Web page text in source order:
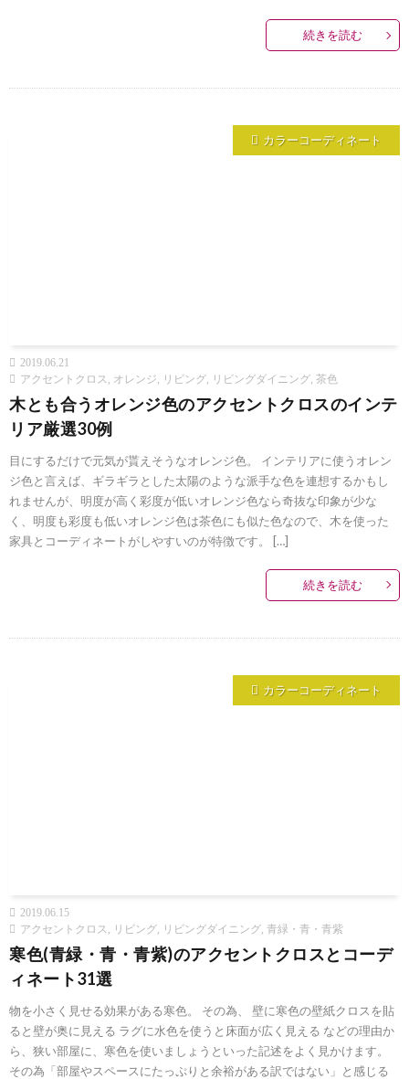
続きを読む
カラーコーディネート
2019.06.21
アクセントクロス
オレンジ リビング リビングダイニング 茶色
木とも合うオレンジ色のアクセントクロスのインテ
リア厳選30例
目にするだけで元気が貰えそうなオレンジ色。 インテリアに使うオレン
ジ色と言えば、ギラギラとした太陽のような派手な色を連想するかもし
れませんが、明度が高く彩度が低いオレンジ色なら奇抜な印象が少な
く、明度も彩度も低いオレンジ色は茶色にも似た色なので、木を使った
家具とコーディネートがしやすいのが特徴です。 […]
続きを読む
カラーコーディネート
2019.06.15
アクセントクロス
リビング リビングダイニング 青緑・青・青紫
寒色(青緑・青・青紫)のアクセントクロスとコーデ
ィネート31選
物を小さく見せる効果がある寒色。 その為、 壁に寒色の壁紙クロスを貼
ると壁が奥に見える ラグに水色を使うと床面が広く見える などの理由か
ら、狭い部屋に、寒色を使いましょうといった記述をよく見かけます。
その為「部屋やスペースにたっぷりと余裕がある訳ではない」と感じる